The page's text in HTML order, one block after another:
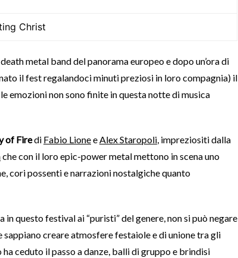
Christ
metal band del panorama europeo e dopo un’ora di
il fest regalandoci minuti preziosi in loro compagnia) il
emozioni non sono finite in questa notte di musica
of Firedi Fabio LioneeAlex Staropoli, impreziositi dalla
che con il loro epic-power metal mettono in scena uno
cori possenti e narrazioni nostalgiche quanto
questo festival ai “puristi” del genere, non si può negare
creare atmosfere festaiole e di unione tra gli
ceduto il passo a danze, balli di gruppo e brindisi